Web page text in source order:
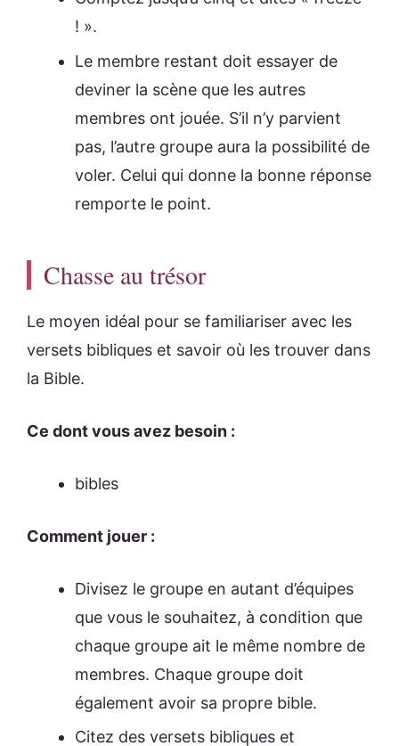
! ».
Le membre restant doit essayer de
deviner la scène que les autres
membres ont jouée. S’il n’y parvient
pas, l’autre groupe aura la possibilité de
voler. Celui qui donne la bonne réponse
remporte le point.
Chasse au trésor
Le moyen idéal pour se familiariser avec les
versets bibliques et savoir où les trouver dans
la Bible.
Ce dont vous avez besoin :
bibles
Comment jouer :
Divisez le groupe en autant d’équipes
que vous le souhaitez, à condition que
chaque groupe ait le même nombre de
membres. Chaque groupe doit
également avoir sa propre bible.
Citez des versets bibliques et